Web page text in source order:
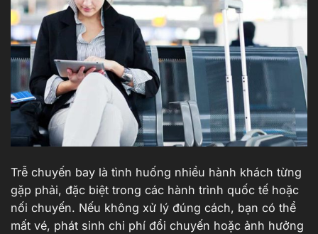
Trễ chuyến bay là tình huống nhiều hành khách từng
gặp phải, đặc biệt trong các hành trình quốc tế hoặc
nối chuyến. Nếu không xử lý đúng cách, bạn có thể
mất vé, phát sinh chi phí đổi chuyến hoặc ảnh hưởng